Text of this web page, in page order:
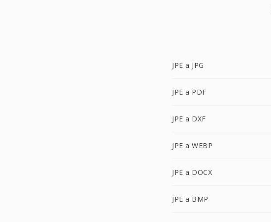
JPE a JPG
JPE a PDF
JPE a DXF
JPE a WEBP
JPE a DOCX
JPE a BMP